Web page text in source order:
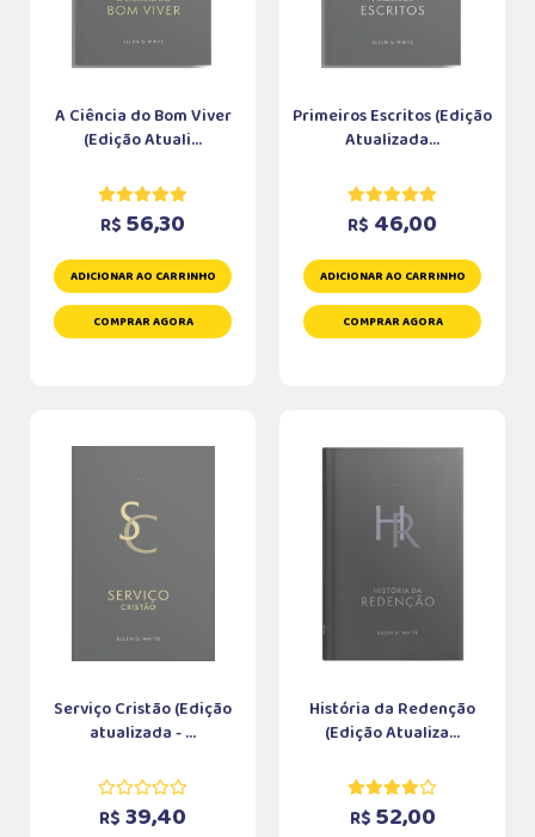
A Ciência do Bom Viver
(Edição Atuali...
R$ 56,30
ADICIONAR AO CARRINHO
COMPRAR AGORA
Primeiros Escritos (Edição
Atualizada...
R$ 46,00
ADICIONAR AO CARRINHO
COMPRAR AGORA
Serviço Cristão (Edição
atualizada - ...
R$ 39,40
História da Redenção
(Edição Atualiza...
R$ 52,00